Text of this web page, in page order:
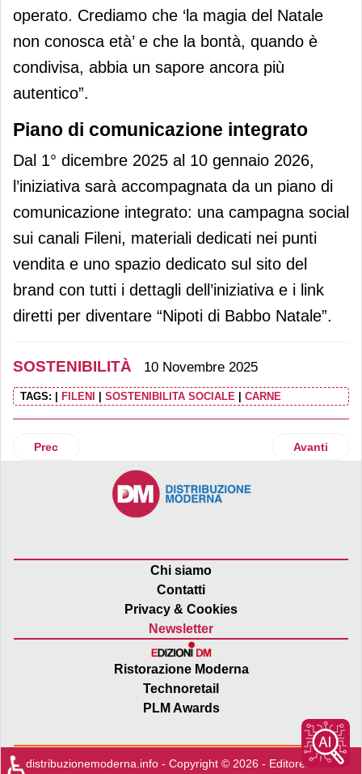
operato. Crediamo che ‘la magia del Natale
non conosca età’ e che la bontà, quando è
condivisa, abbia un sapore ancora più
autentico”.
Piano di comunicazione integrato
Dal 1° dicembre 2025 al 10 gennaio 2026,
l’iniziativa sarà accompagnata da un piano di
comunicazione integrato: una campagna social
sui canali Fileni, materiali dedicati nei punti
vendita e uno spazio dedicato sul sito del
brand con tutti i dettagli dell’iniziativa e i link
diretti per diventare “Nipoti di Babbo Natale”.
SOSTENIBILITÀ 10 Novembre 2025
TAGS: FILENI SOSTENIBILITA SOCIALE CARNE
Articolo precedente: Lidl Italia presenta il quarto report di
Prec Articolo
Avanti
Chi siamo
Contatti
Privacy & Cookies
Newsletter
Ristorazione Moderna
Technoretail
PLM Awards
distribuzionemoderna.info - Copyright © 2026 - Editore:Edra